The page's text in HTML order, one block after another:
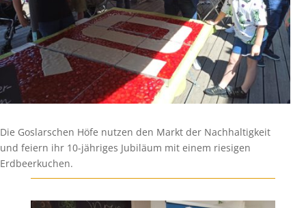
Die Goslarschen Höfe nutzen den Markt der Nachhaltigkeit
und feiern ihr 10-jähriges Jubiläum mit einem riesigen
Erdbeerkuchen.